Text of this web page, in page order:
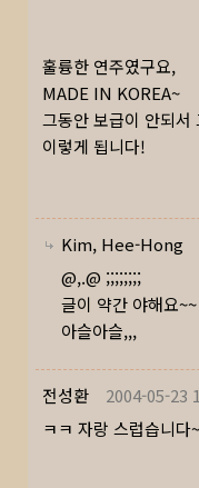
훌륭한 연주였구요,
MADE IN KOREA~
그동안 보급이 안되서
이렇게 됩니다!
Kim, Hee-Hong
@,.@ ;;;;;;;;
글이 약간 야해요~~
아슬아슬,,,
전성환
2004-05-23
ㅋㅋ 자랑 스럽습니다~